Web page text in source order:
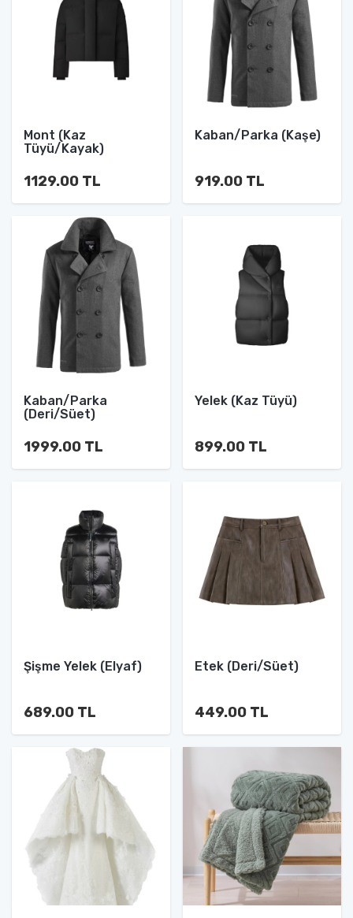
Mont (Kaz
Tüyü/Kayak)
1129.00 TL
Kaban/Parka (Kaşe)
919.00 TL
Kaban/Parka
(Deri/Süet)
1999.00 TL
Yelek (Kaz Tüyü)
899.00 TL
Şişme Yelek (Elyaf)
689.00 TL
Etek (Deri/Süet)
449.00 TL